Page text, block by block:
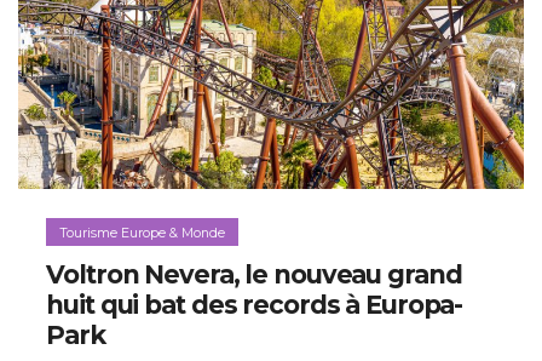
Tourisme Europe & Monde
Voltron Nevera, le nouveau grand
huit qui bat des records à Europa-
Park